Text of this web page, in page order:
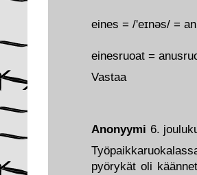
Anonyymi 6.
pyörykät oli
eines = /'eɪnəs/ =
einesruoat =
Vastaa